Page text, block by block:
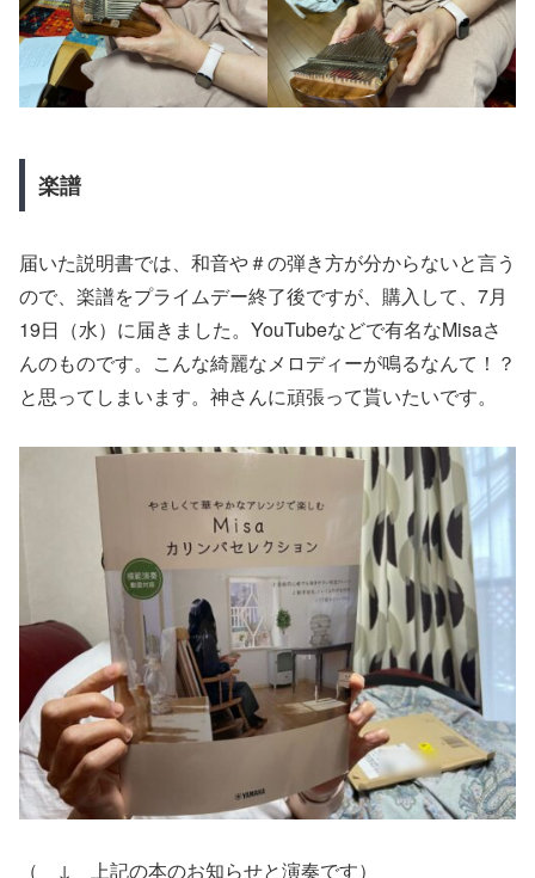
楽譜
届いた説明書では、和音や＃の弾き方が分からないと言う
ので、楽譜をプライムデー終了後ですが、購入して、7月
19日（水）に届きました。YouTubeなどで有名なMisaさ
んのものです。こんな綺麗なメロディーが鳴るなんて！？
と思ってしまいます。神さんに頑張って貰いたいです。
（ ↓ 上記の本のお知らせと演奏です）